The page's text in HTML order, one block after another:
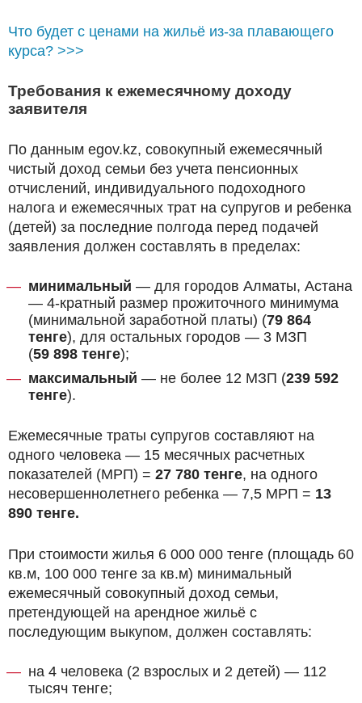
Что будет с ценами на жильё из-за плавающего
курса? >>>
Требования к ежемесячному доходу
заявителя
По данным egov.kz, совокупный ежемесячный
чистый доход семьи без учета пенсионных
отчислений, индивидуального подоходного
налога и ежемесячных трат на супругов и ребенка
(детей) за последние полгода перед подачей
заявления должен составлять в пределах:
минимальный — для городов Алматы, Астана
— 4-кратный размер прожиточного минимума
(минимальной заработной платы) (79 864
тенге), для остальных городов — 3 МЗП
(59 898 тенге);
максимальный — не более 12 МЗП (239 592
тенге).
Ежемесячные траты супругов составляют на
одного человека — 15 месячных расчетных
показателей (МРП) = 27 780 тенге, на одного
несовершеннолетнего ребенка — 7,5 МРП = 13
890 тенге.
При стоимости жилья 6 000 000 тенге (площадь 60
кв.м, 100 000 тенге за кв.м) минимальный
ежемесячный совокупный доход семьи,
претендующей на арендное жильё с
последующим выкупом, должен составлять:
на 4 человека (2 взрослых и 2 детей) — 112
тысяч тенге;